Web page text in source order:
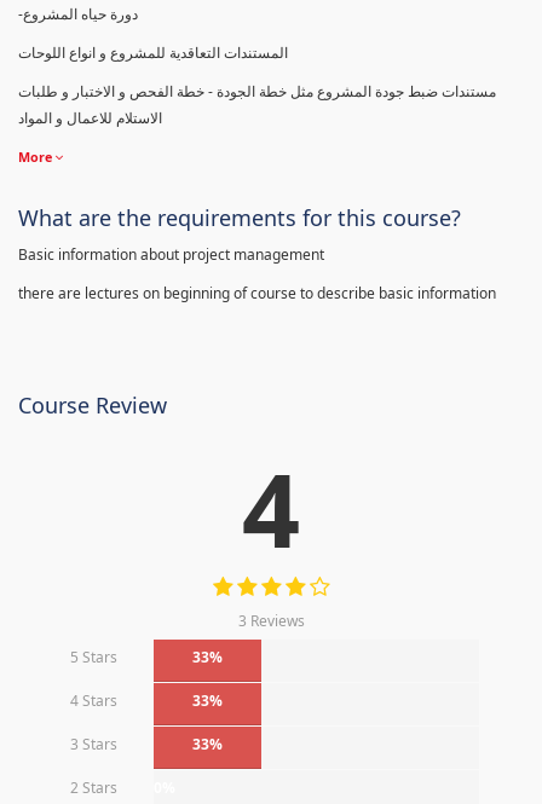
مستندات ضبط جودة المشروع مثل خطة الجودة - خطة الفحص و الاختبار و طلبات
الاستلام للاعمال و المواد
More
What are the requirements for this course?
Basic information about project management
there are lectures on beginning of course to describe basic information
Course Review
4
3 Reviews
5 Stars
33%
4 Stars 33%
3 Stars 33%
2 Stars